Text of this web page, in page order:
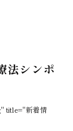
法シンポ
title="新着情